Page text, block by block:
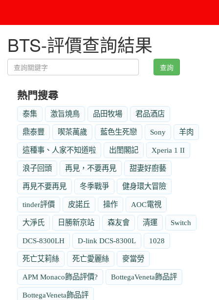
BTS-評價查詢結果
查詢
熱門搜尋
泰集 激旨燒鳥 品田牧場 君品酒店
鼎泰豐 喫茶萬歲 藍色生死戀 Sony 羊肉
這種事、人家不知道啦 出閨閣記 Xperia 1 II
浪子回頭 再見，不要再見 甜妻好廚藝
再見不要再見 冬季戰爭 健身環大冒險
tinder評價 皮諾丘 操作 AOC電視
大淨氏 日勝新京站 森友會 清運 Switch
DCS-8300LH D-link DCS-8300L 1028
死亡艾莉絲 死亡愛麗絲 麥當勞
APM Monaco飾品評價? BottegaVeneta飾品評
BottegaVeneta飾品評